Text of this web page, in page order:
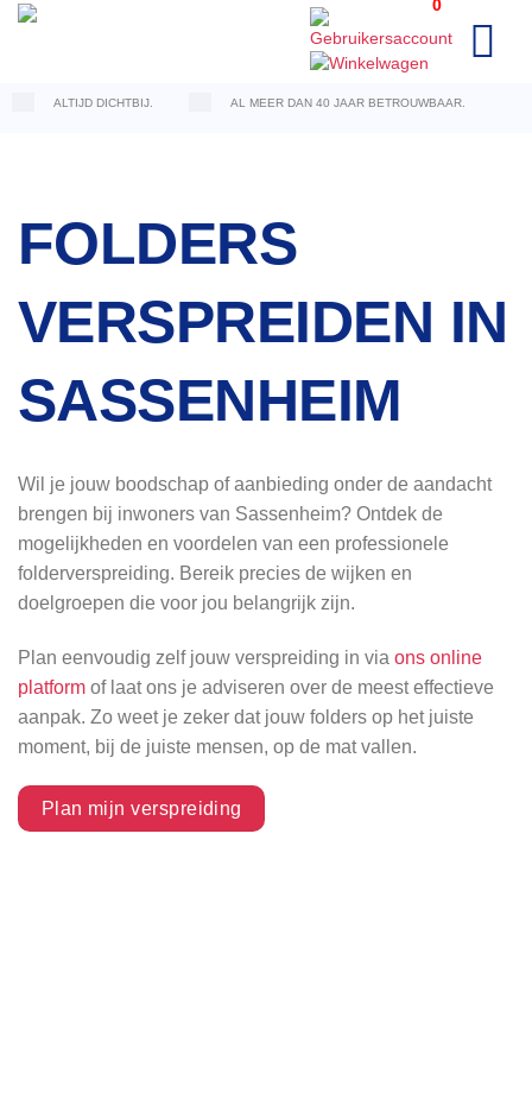
Ga
0
ALTIJD DICHTBIJ. AL MEER DAN 40 JAAR BETROUWBAAR.
FOLDERS
VERSPREIDEN IN
SASSENHEIM
Wil je jouw boodschap of aanbieding onder de aandacht
brengen bij inwoners van Sassenheim? Ontdek de
mogelijkheden en voordelen van een professionele
folderverspreiding. Bereik precies de wijken en
doelgroepen die voor jou belangrijk zijn.
Plan eenvoudig zelf jouw verspreiding in via ons online
platform of laat ons je adviseren over de meest effectieve
aanpak. Zo weet je zeker dat jouw folders op het juiste
moment, bij de juiste mensen, op de mat vallen.
Plan mijn verspreiding